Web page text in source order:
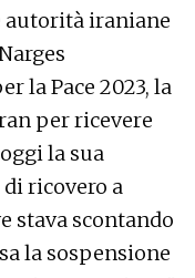
autorità iraniane
la Pace 2023, la
per ricevere
la sua
ricovero a
stava scontando
la sospensione